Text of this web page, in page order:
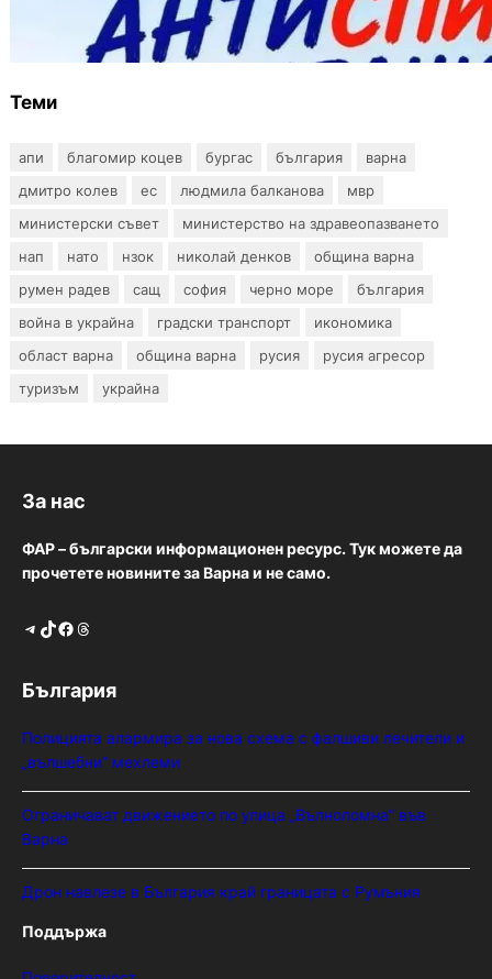
тестове за ХИВ и други инфекции през
август
Теми
апи благомир коцев бургас българия
варна
дмитро колев
ес людмила балканова
мвр
министерски съвет
министерство на здравеопазването
нап
нато нзок николай денков
община варна
румен радев
сащ софия черно море
българия
война в украйна
градски транспорт
икономика
област варна
община варна русия
русия агресор
туризъм
украйна
За нас
ФАР – български информационен ресурс. Тук можете да
прочетете новините за Варна и не само.
Telegram TikTok Facebook Threads
България
Полицията алармира за нова схема с фалшиви лечители и
„вълшебни“ мехлеми
Ограничават движението по улица „Вълноломна“ във
Варна
Дрон навлезе в България край границата с Румъния
Поддържа